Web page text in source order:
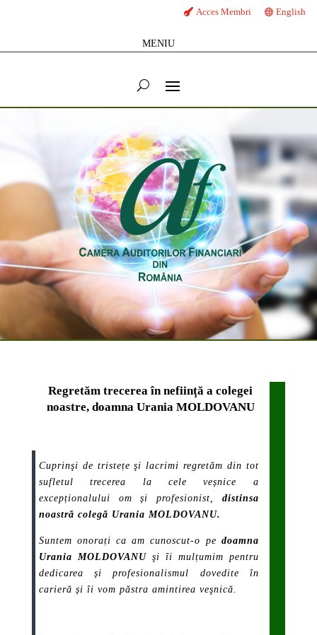
Acces Membri English
MENIU
Regretăm trecerea în nefiinţă a colegei
noastre, doamna Urania MOLDOVANU
Cuprinşi de tristețe şi lacrimi regretăm din tot
sufletul trecerea la cele veșnice a
excepționalului om și profesionist, distinsa
noastră colegă Urania MOLDOVANU.
Suntem onorați ca am cunoscut-o pe doamna
Urania MOLDOVANUşi îi mulțumim pentru
dedicarea și profesionalismul dovedite în
carieră și îi vom păstra amintirea veşnică.